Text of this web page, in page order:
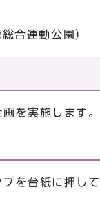
合運動公園）
を実施します。
を台紙に押して